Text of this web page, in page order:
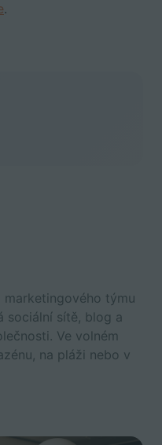
.
týmu
sociální sítě, blog a
Ve volném
na pláži nebo v